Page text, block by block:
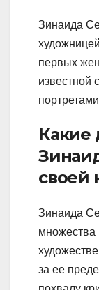
Зинаида
первых
известной
Какие
своей
Зинаида
множества
за ее